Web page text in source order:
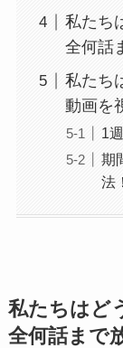
私たち
全何話
私たち
動画を
1
期
法！
私たちはど
全何話まで